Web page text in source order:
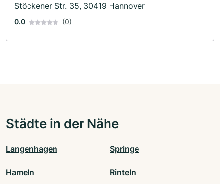
Stöckener Str. 35, 30419 Hannover
0.0 (0)
Städte in der Nähe
Langenhagen Springe
Hameln Rinteln